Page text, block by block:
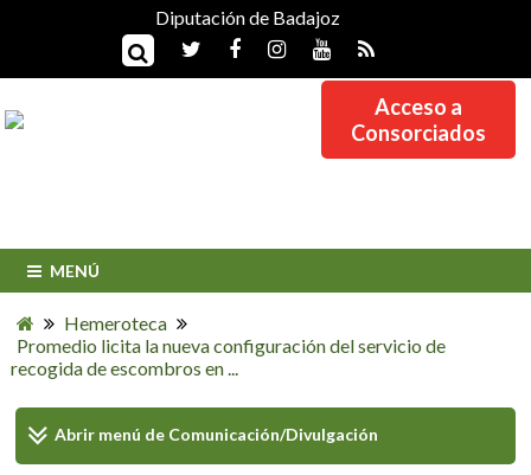
Diputación de Badajoz
Acceso a
Consorciados
MENÚ
Hemeroteca
Promedio licita la nueva configuración del servicio de
recogida de escombros en ...
Abrir menú de Comunicación/Divulgación